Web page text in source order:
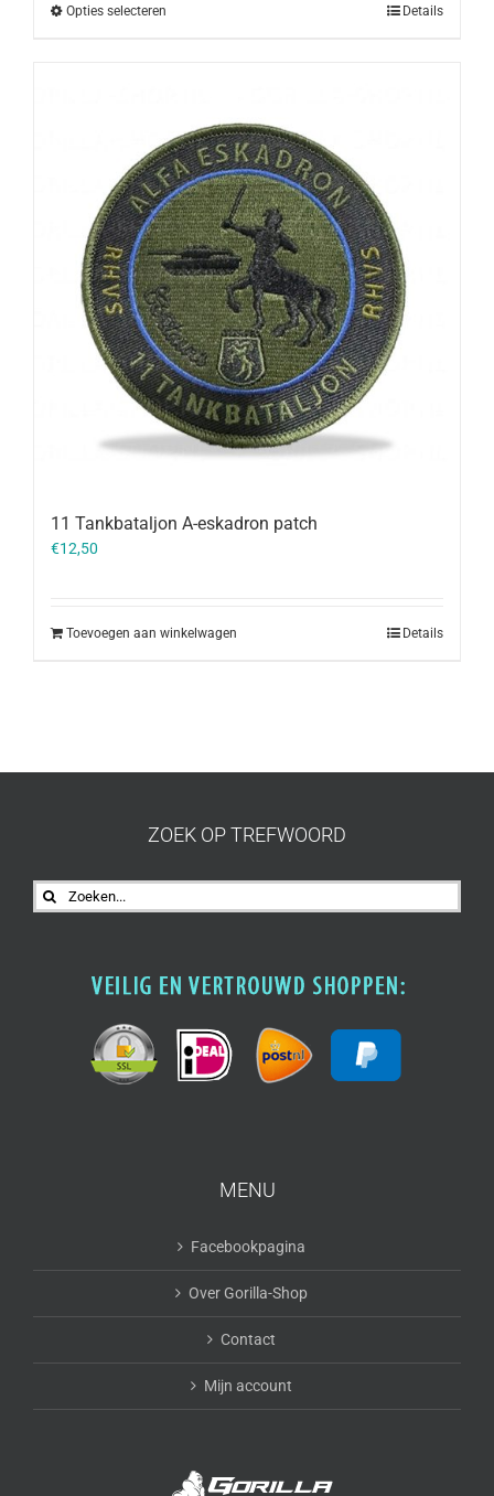
Opties selecteren Details
11 Tankbataljon A-eskadron patch
€12,50
Toevoegen aan winkelwagen Details
ZOEK OP TREFWOORD
Zoeken
naar:
MENU
Facebookpagina
Over Gorilla-Shop
Contact
Mijn account